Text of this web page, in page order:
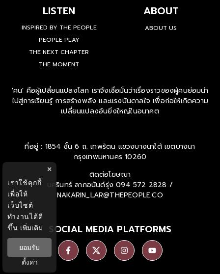
LISTEN
INSPIRED BY THE PEOPLE
PEOPLE PLAY
THE NEXT CHAPTER
THE MOMENT
ABOUT
ABOUT US
'คน' คือผู้เปลี่ยนแปลงโลก เราจึงเชื่อมั่นว่าเรื่องราวของผู้คนย่อมนำ
ไปสู่การเรียนรู้ การสร้างพลัง และแรงบันดาลใจ เพื่อก่อให้เกิดความ
เปลี่ยนแปลงอันยิ่งใหญ่ในอนาคต
ที่อยู่ : 1854 ชั้น 6 ถ. เทพรัตน แขวงบางนาใต้ เขตบางนา
กรุงเทพมหานคร 10260
ติดต่อโฆษณา
นครินทร์ ลาภอนันด์รุ่ง 094 572 2828 /
NAKARIN_LAR@THEPEOPLE.CO
SOCIAL MEDIA PLATFORMS
×
เราใช้คุกกี้
เพื่อให้
เว็บไซต์
ทำงานได้ดี
ขึ้น เพิ่มเติม
ยอมรับ
ตั้งค่า